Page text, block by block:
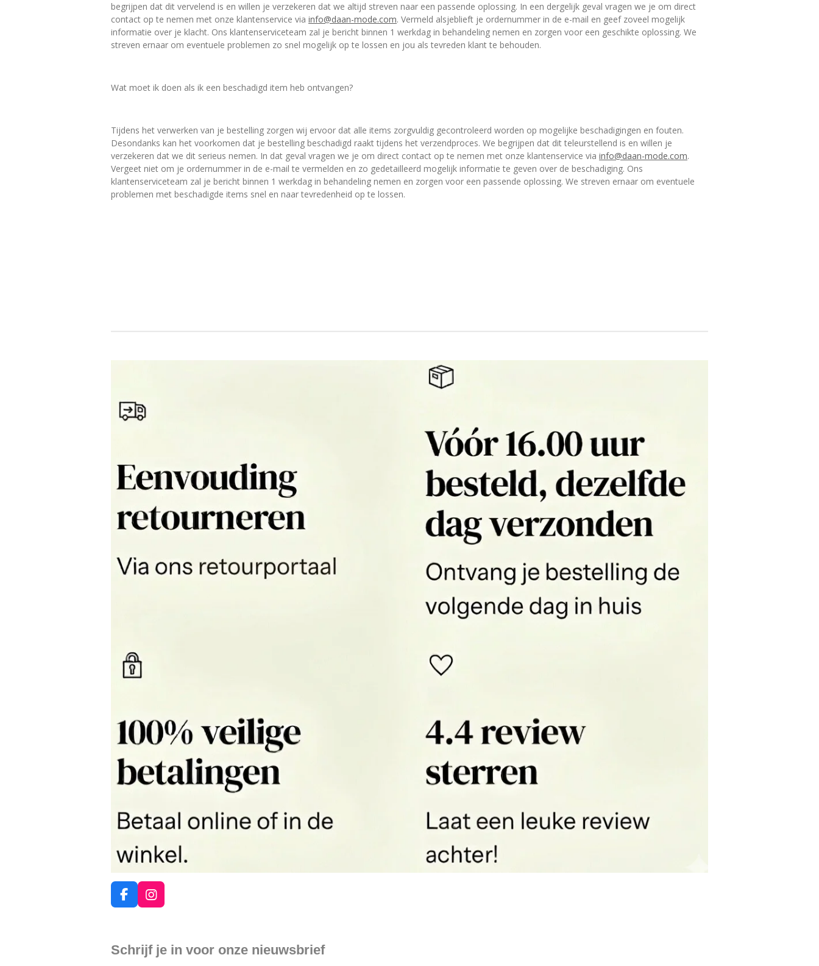
begrijpen dat dit vervelend is en willen je verzekeren dat we altijd streven naar een passende oplossing. In een dergelijk geval vragen we je om direct
contact op te nemen met onze klantenservice via info@daan-mode.com. Vermeld alsjeblieft je ordernummer in de e-mail en geef zoveel mogelijk
informatie over je klacht. Ons klantenserviceteam zal je bericht binnen 1 werkdag in behandeling nemen en zorgen voor een geschikte oplossing. We
streven ernaar om eventuele problemen zo snel mogelijk op te lossen en jou als tevreden klant te behouden.
Wat moet ik doen als ik een beschadigd item heb ontvangen?
Tijdens het verwerken van je bestelling zorgen wij ervoor dat alle items zorgvuldig gecontroleerd worden op mogelijke beschadigingen en fouten.
Desondanks kan het voorkomen dat je bestelling beschadigd raakt tijdens het verzendproces. We begrijpen dat dit teleurstellend is en willen je
verzekeren dat we dit serieus nemen. In dat geval vragen we je om direct contact op te nemen met onze klantenservice via info@daan-mode.com.
Vergeet niet om je ordernummer in de e-mail te vermelden en zo gedetailleerd mogelijk informatie te geven over de beschadiging. Ons
klantenserviceteam zal je bericht binnen 1 werkdag in behandeling nemen en zorgen voor een passende oplossing. We streven ernaar om eventuele
problemen met beschadigde items snel en naar tevredenheid op te lossen.
F
a
b
I
n
a
Schrijf je in voor onze nieuwsbrief